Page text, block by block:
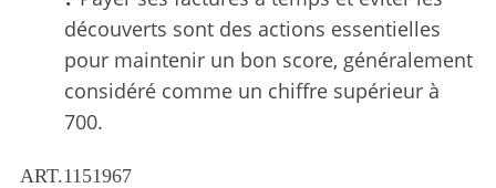
découverts sont des actions essentielles
pour maintenir un bon score, généralement
considéré comme un chiffre supérieur à
700.
ART.1151967